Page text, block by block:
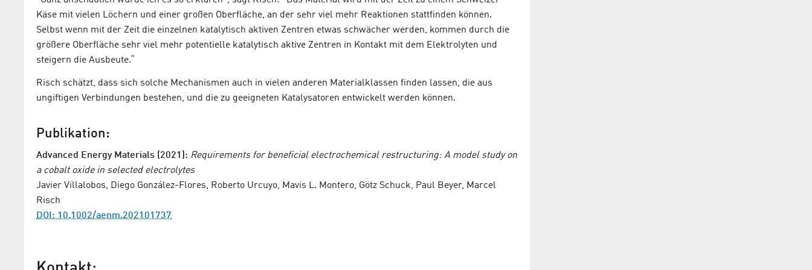
Käse mit vielen Löchern und einer großen Oberfläche, an der sehr viel mehr Reaktionen stattfinden können.
Selbst wenn mit der Zeit die einzelnen katalytisch aktiven Zentren etwas schwächer werden, kommen durch die
größere Oberfläche sehr viel mehr potentielle katalytisch aktive Zentren in Kontakt mit dem Elektrolyten und
steigern die Ausbeute.“
Risch schätzt, dass sich solche Mechanismen auch in vielen anderen Materialklassen finden lassen, die aus
ungiftigen Verbindungen bestehen, und die zu geeigneten Katalysatoren entwickelt werden können.
Publikation:
Advanced Energy Materials (2021): Requirements for beneficial electrochemical restructuring: A model study on
a cobalt oxide in selected electrolytes
Javier Villalobos, Diego González-Flores, Roberto Urcuyo, Mavis L. Montero, Götz Schuck, Paul Beyer, Marcel
Risch
DOI: 10.1002/aenm.202101737